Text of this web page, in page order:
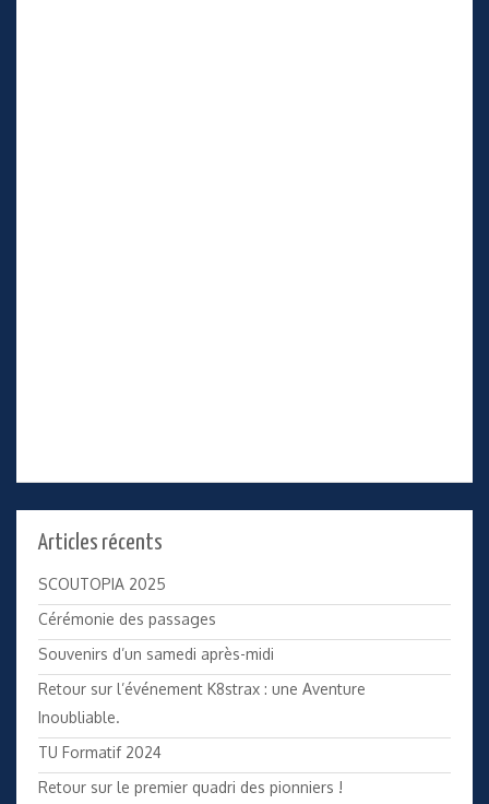
Articles récents
SCOUTOPIA 2025
Cérémonie des passages
Souvenirs d’un samedi après-midi
Retour sur l’événement K8strax : une Aventure
Inoubliable.
TU Formatif 2024
Retour sur le premier quadri des pionniers !